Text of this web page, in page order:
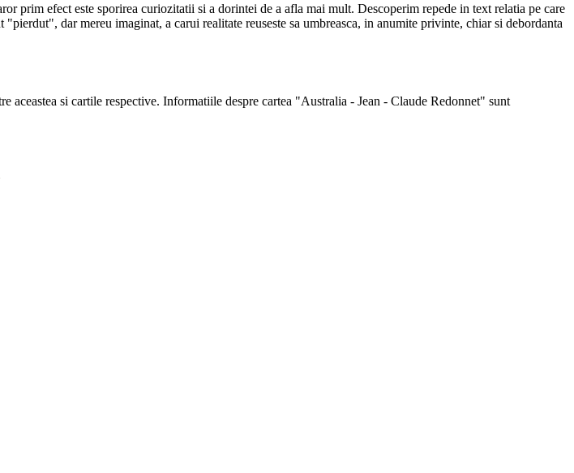
prim efect este sporirea curiozitatii si a dorintei de a afla mai mult. Descoperim repede in text relatia pe care
dar mereu imaginat, a carui realitate reuseste sa umbreasca, in anumite privinte, chiar si debordanta
si cartile respective. Informatiile despre cartea "Australia - Jean - Claude Redonnet" sunt